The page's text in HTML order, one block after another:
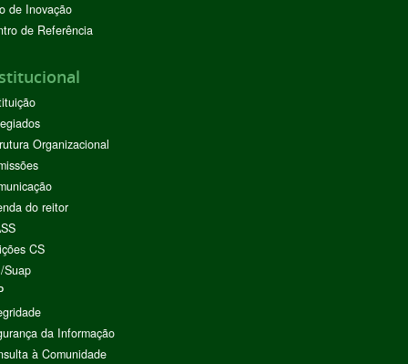
de Inovação
de Referência
Organizacional
do reitor
CS
Suap
da Informação
à Comunidade